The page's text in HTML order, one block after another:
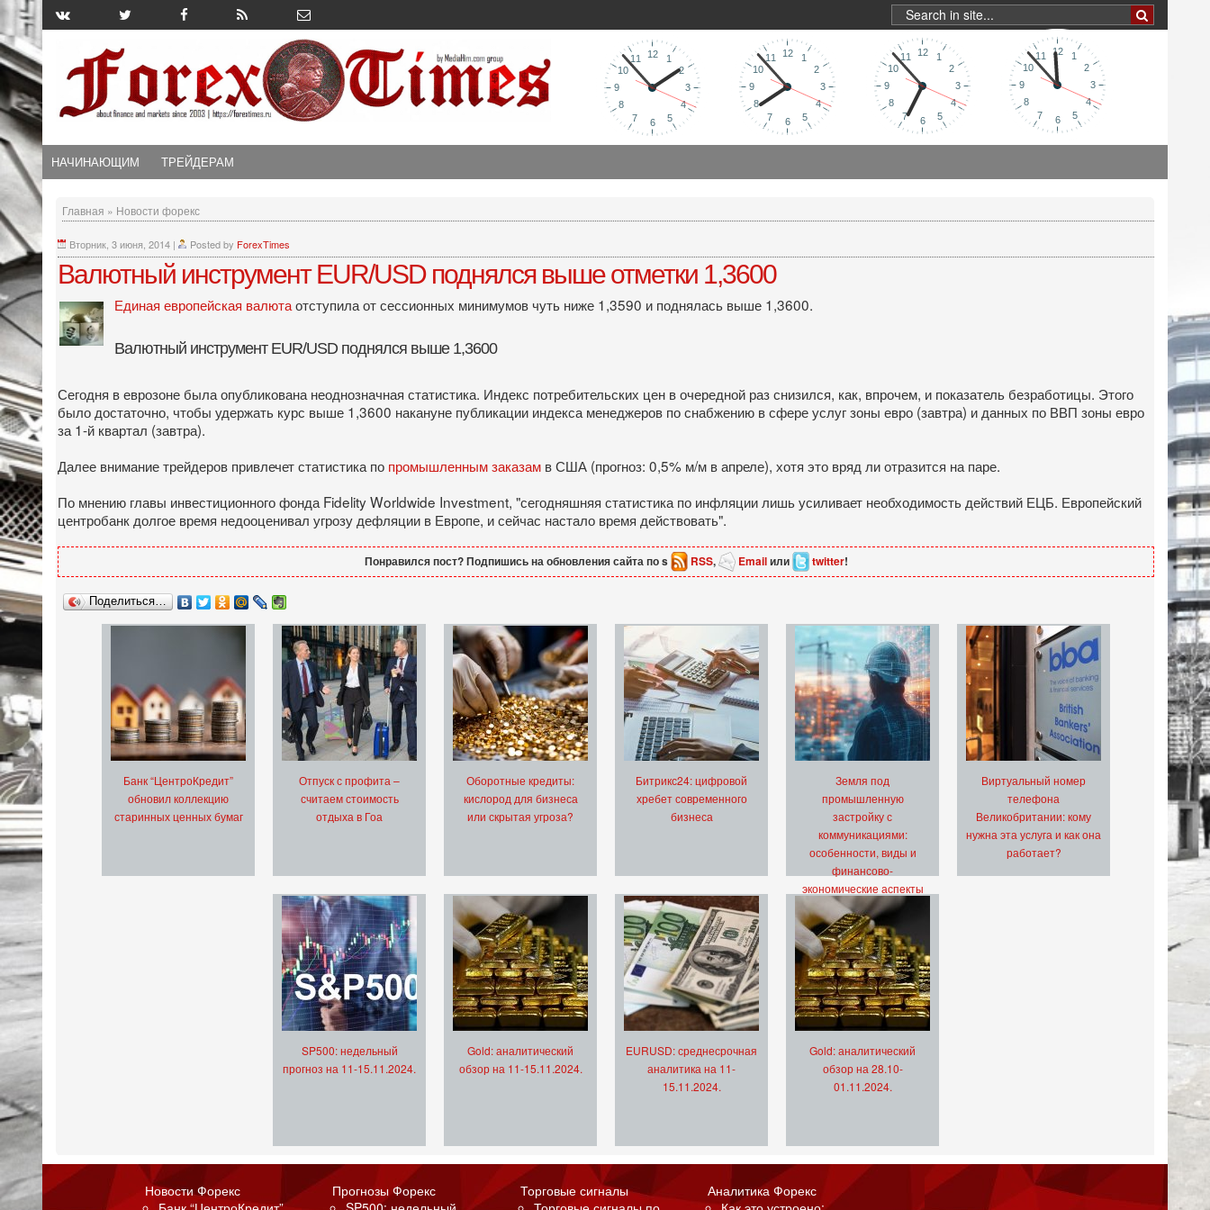
НАЧИНАЮЩИМ ТРЕЙДЕРАМ
Главная » Новости форекс
Вторник, 3 июня, 2014 | Posted by ForexTimes
Валютный инструмент EUR/USD поднялся выше отметки 1,3600
Единая европейская валютаотступила от сессионных минимумов чуть ниже 1,3590 и поднялась выше 1,3600.
Валютный инструмент EUR/USD поднялся выше 1,3600
Сегодня в еврозоне была опубликована неоднозначная статистика. Индекс потребительских цен в очередной раз снизился, как, впрочем, и показатель безработицы. Этого
было достаточно, чтобы удержать курс выше 1,3600 накануне публикации индекса менеджеров по снабжению в сфере услуг зоны евро (завтра) и данных по ВВП зоны евро
за 1-й квартал (завтра).
Далее внимание трейдеров привлечет статистика по промышленным заказам в США (прогноз: 0,5% м/м в апреле), хотя это вряд ли отразится на паре.
По мнению главы инвестиционного фонда Fidelity Worldwide Investment, "сегодняшняя статистика по инфляции лишь усиливает необходимость действий ЕЦБ. Европейский
центробанк долгое время недооценивал угрозу дефляции в Европе, и сейчас настало время действовать".
Понравился пост? Подпишись на обновления сайта по s RSS, Emailили twitter!
Поделиться…
Банк “ЦентроКредит”
обновил коллекцию
старинных ценных бумаг
Отпуск с профита –
считаем стоимость
отдыха в Гоа
Оборотные кредиты:
кислород для бизнеса
или скрытая угроза?
Битрикс24: цифровой
хребет современного
бизнеса
Земля под
промышленную
застройку с
коммуникациями:
особенности, виды и
финансово-
экономические аспекты
Виртуальный номер
телефона
Великобритании: кому
нужна эта услуга и как она
работает?
SP500: недельный
прогноз на 11-15.11.2024.
Gold: аналитический
обзор на 11-15.11.2024.
EURUSD: среднесрочная
аналитика на 11-
15.11.2024.
Gold: аналитический
обзор на 28.10-
01.11.2024.
Новости Форекс
Прогнозы Форекс
Торговые сигналы
Аналитика Форекс